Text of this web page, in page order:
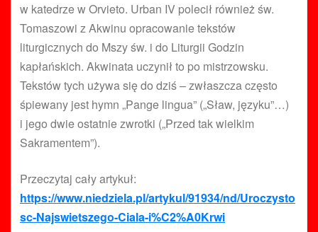
w katedrze w Orvieto. Urban IV polecił również św.
Tomaszowi z Akwinu opracowanie tekstów
liturgicznych do Mszy św. i do Liturgii Godzin
kapłańskich. Akwinata uczynił to po mistrzowsku.
Tekstów tych używa się do dziś – zwłaszcza często
śpiewany jest hymn „Pange lingua” („Sław, języku”…)
i jego dwie ostatnie zwrotki („Przed tak wielkim
Sakramentem”).
Przeczytaj cały artykuł:
https://www.niedziela.pl/artykul/91934/nd/Uroczysto
sc-Najswietszego-Ciala-i%C2%A0Krwi